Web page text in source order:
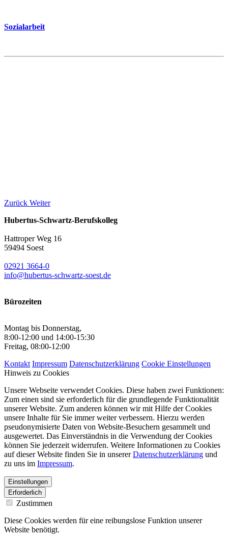
Sozialarbeit
Zurück Weiter
Hubertus-Schwartz-Berufskolleg
Hattroper Weg 16
59494 Soest
02921 3664-0
info@hubertus-schwartz-soest.de
Bürozeiten
Montag bis Donnerstag,
8:00-12:00 und 14:00-15:30
Freitag, 08:00-12:00
Kontakt Impressum Datenschutzerklärung Cookie Einstellungen
Hinweis zu Cookies
Unsere Webseite verwendet Cookies. Diese haben zwei Funktionen:
Zum einen sind sie erforderlich für die grundlegende Funktionalität
unserer Website. Zum anderen können wir mit Hilfe der Cookies
unsere Inhalte für Sie immer weiter verbessern. Hierzu werden
pseudonymisierte Daten von Website-Besuchern gesammelt und
ausgewertet. Das Einverständnis in die Verwendung der Cookies
können Sie jederzeit widerrufen. Weitere Informationen zu Cookies
auf dieser Website finden Sie in unsererDatenschutzerklärung und
zu uns im Impressum.
Einstellungen
Erforderlich
Zustimmen
Diese Cookies werden für eine reibungslose Funktion unserer
Website benötigt.